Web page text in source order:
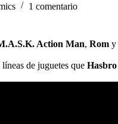
1 comentario
Action Man, Rom y
de juguetes que Hasbro